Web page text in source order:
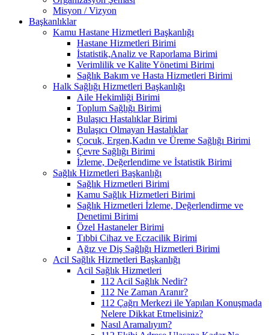
Misyon / Vizyon
Başkanlıklar
Kamu Hastane Hizmetleri Başkanlığı
Hastane Hizmetleri Birimi
İstatistik,Analiz ve Raporlama Birimi
Verimlilik ve Kalite Yönetimi Birimi
Sağlık Bakım ve Hasta Hizmetleri Birimi
Halk Sağlığı Hizmetleri Başkanlığı
Aile Hekimliği Birimi
Toplum Sağlığı Birimi
Bulaşıcı Hastalıklar Birimi
Bulaşıcı Olmayan Hastalıklar
Çocuk, Ergen,Kadın ve Üreme Sağlığı Birimi
Çevre Sağlığı Birimi
İzleme, Değerlendime ve İstatistik Birimi
Sağlık Hizmetleri Başkanlığı
Sağlık Hizmetleri Birimi
Kamu Sağlık Hizmetleri Birimi
Sağlık Hizmetleri İzleme, Değerlendirme ve
Denetimi Birimi
Özel Hastaneler Birimi
Tıbbi Cihaz ve Eczacilik Birimi
Ağız ve Diş Sağlığı Hizmetleri Birimi
Acil Sağlık Hizmetleri Başkanlığı
Acil Sağlık Hizmetleri
112 Acil Sağlık Nedir?
112 Ne Zaman Aranır?
112 Çağrı Merkezi ile Yapılan Konuşmada
Nelere Dikkat Etmelisiniz?
Nasıl Aramalıyım?